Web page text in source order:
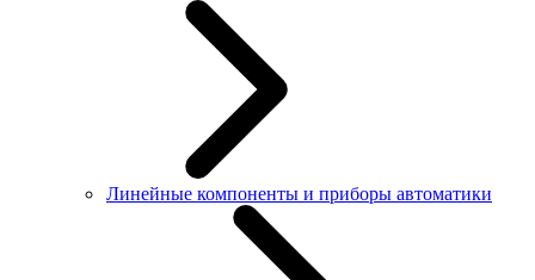
Линейные компоненты и приборы автоматики